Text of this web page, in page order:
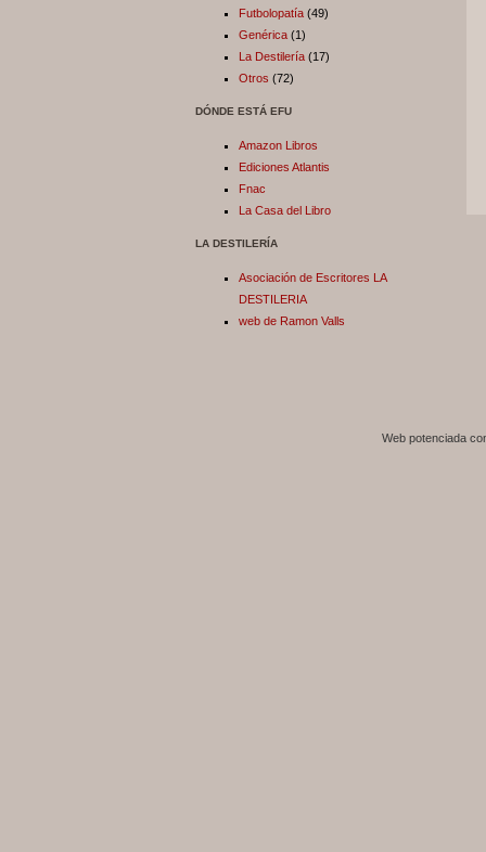
Futbolopatía (49)
Genérica (1)
La Destilería (17)
Otros (72)
DÓNDE ESTÁ EFU
Amazon Libros
Ediciones Atlantis
Fnac
La Casa del Libro
LA DESTILERÍA
Asociación de Escritores LA
DESTILERIA
web de Ramon Valls
Web potenciada